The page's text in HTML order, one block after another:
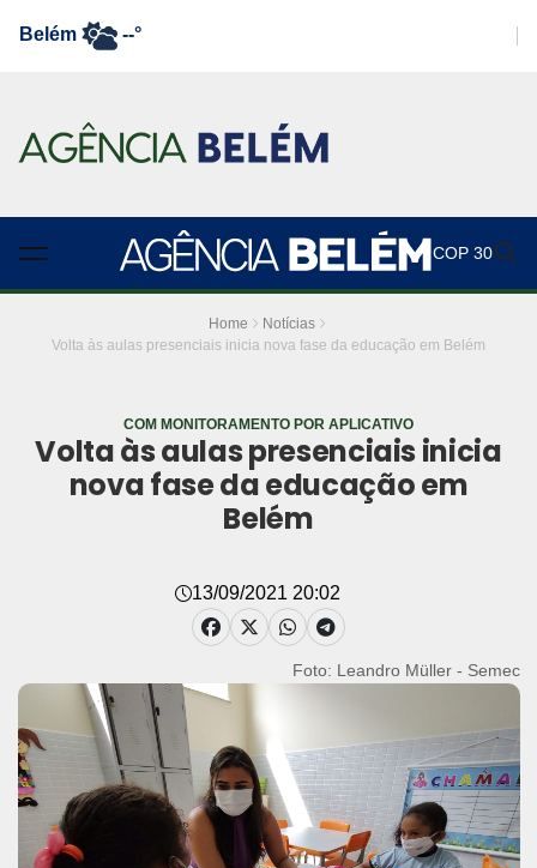
Belém --°
COP 30
Home
Notícias
Volta às aulas presenciais inicia nova fase da educação em Belém
COM MONITORAMENTO POR APLICATIVO
Volta às aulas presenciais inicia
nova fase da educação em
Belém
13/09/2021 20:02
Foto: Leandro Müller - Semec